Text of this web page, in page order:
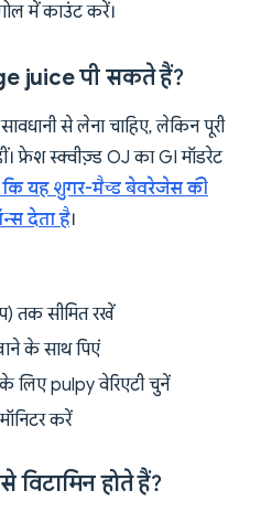
में काउंट करें।
juice पी सकते हैं?
से लेना चाहिए, लेकिन पूरी
फ्रेश स्क्वीज़्ड OJ का GI मॉडरेट
कि यह शुगर-मैच्ड बेवरेजेस की
देता है।
तक सीमित रखें
के साथ पिएं
लिए pulpy वेरिएटी चुनें
करें
होते हैं?